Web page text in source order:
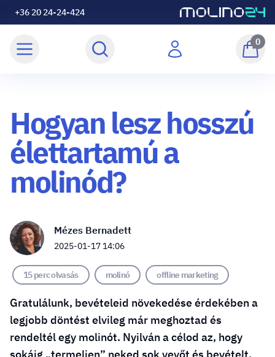
+36 20 24-24-424
0
Hogyan lesz hosszú
élettartamú a
molinód?
Mézes Bernadett
2025-01-17 14:06
15 perc olvasás molinó offline marketing
Gratulálunk, bevételeid növekedése érdekében a
legjobb döntést elvileg már meghoztad és
rendeltél egy molinót. Nyilván a célod az, hogy